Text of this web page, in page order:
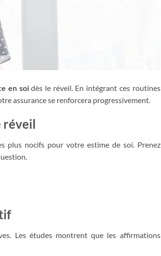
en soidès le réveil. En intégrant ces routines
assurance se renforcera progressivement.
réveil
plus nocifs pour votre estime de soi. Prenez
Les études montrent que les affirmations